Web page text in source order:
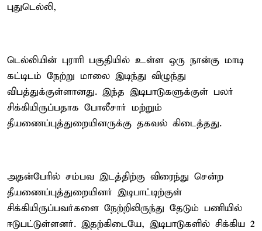
புதுடெல்லி,
டெல்லியின் புராரி பகுதியில் உள்ள ஒரு நான்கு மாடி
கட்டிடம் நேற்று மாலை இடிந்து விழுந்து
விபத்துக்குள்ளானது. இந்த இடிபாடுகளுக்குள் பலர்
சிக்கியிருப்பதாக போலீசார் மற்றும்
தீயணைப்புத்துறையினருக்கு தகவல் கிடைத்தது.
அதன்பேரில் சம்பவ இடத்திற்கு விரைந்து சென்ற
தீயணைப்புத்துறையினர் இடிபாட்டிற்குள்
சிக்கியிருப்பவர்களை நேற்றிலிருந்து தேடும் பணியில்
ஈடுபட்டுள்ளனர். இதற்கிடையே, இடிபாடுகளில் சிக்கிய 2